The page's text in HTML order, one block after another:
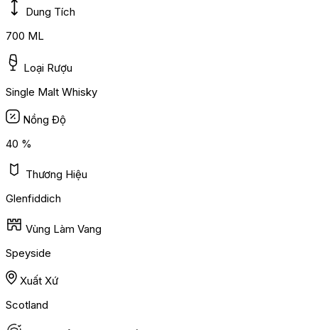
Dung Tích
700 ML
Loại Rượu
Single Malt Whisky
Nồng Độ
40 %
Thương Hiệu
Glenfiddich
Vùng Làm Vang
Speyside
Xuất Xứ
Scotland